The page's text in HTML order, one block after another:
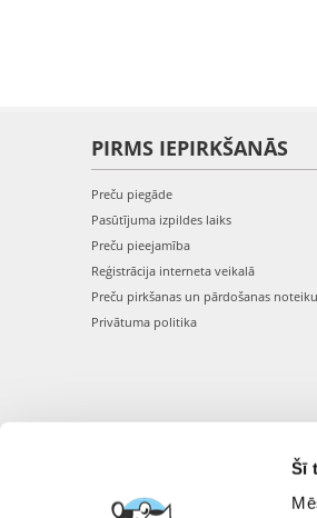
Šī
PIRMS IEPIRKŠANĀS
Preču piegāde
Pasūtījuma izpildes laiks
Preču pieejamība
Reģistrācija interneta veikalā
Preču pirkšanas un pārdošanas
Privātuma politika